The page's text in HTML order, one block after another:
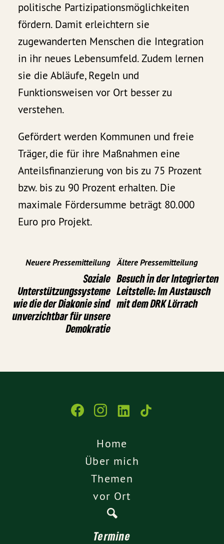
politische Partizipationsmöglichkeiten
fördern. Damit erleichtern sie
zugewanderten Menschen die Integration
in ihr neues Lebensumfeld. Zudem lernen
sie die Abläufe, Regeln und
Funktionsweisen vor Ort besser zu
verstehen.
Gefördert werden Kommunen und freie
Träger, die für ihre Maßnahmen eine
Anteilsfinanzierung von bis zu 75 Prozent
bzw. bis zu 90 Prozent erhalten. Die
maximale Fördersumme beträgt 80.000
Euro pro Projekt.
Neuere Pressemitteilung
Soziale
Unterstützungssysteme
wie die der Diakonie sind
unverzichtbar für unsere
Demokratie
Ältere Pressemitteilung
Besuch in der Integrierten
Leitstelle: Im Austausch
mit dem DRK Lörrach
Home
Über mich
Themen
vor Ort
Termine